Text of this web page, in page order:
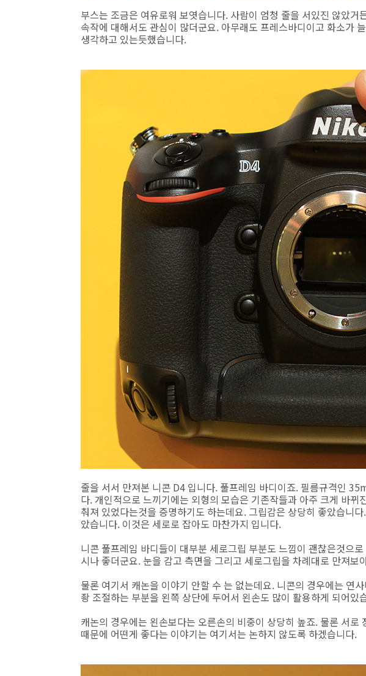
부스는 조금은 여유로워 보엿습니다. 사람이 엄청 줄을 서있진 않았
속작에 대해서도 관심이 많더군요. 아무래도 프레스바디이고 화소가
생각하고 있는듯했습니다.
줄을 서서 만져본 니콘 D4 입니다. 풀프레임 바디이죠. 필름규격인
다. 개인적으로 느끼기에는 외형의 모습은 기존작들과 아주 크게 바
춰져 있었다는것을 증명하기도 하는데요. 그립감은 상당히 좋았습니
았습니다. 이것은 세로로 잡아도 마찬가지 입니다.
니콘 풀프레임 바디들이 대부분 세로그립 부분도 느낌이 괜찮은것으
시나 좋더군요. 눈을 감고 측면을 그리고 세로그립을 차례대로 만져보
물론 여기서 캐논을 이야기 안할 수 는 없는데요. 니콘의 경우에는 연
좡 조절하는 부분을 왼쪽 상단에 두어서 왼손도 많이 활용하게 되어있
캐논의 경우에는 왼손보다는 오른손의 비중이 상당히 높죠. 물론 서로
때문에 어떤게 좋다는 이야기는 여기서는 논하지 않도록 하겠습니다.